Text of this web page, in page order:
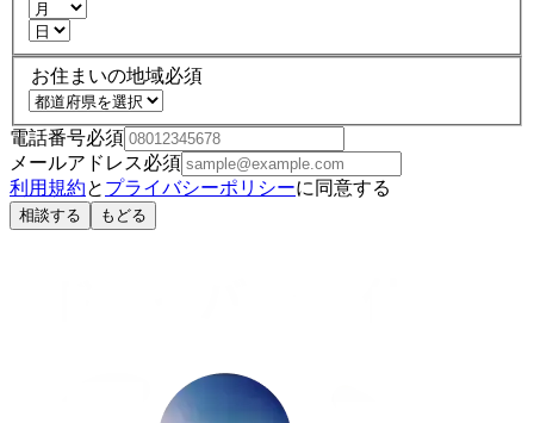
お住まいの地域必須
電話番号必須
メールアドレス必須
利用規約と プライバシーポリシーに同意する
相談する もどる